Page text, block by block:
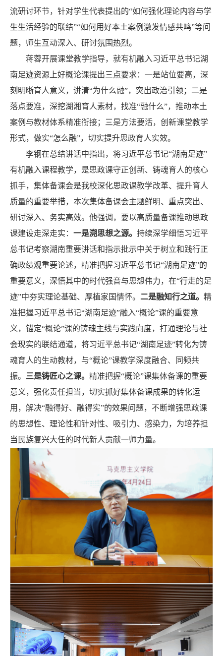
流研讨环节，针对学生代表提出的“如何强化理论内容与学
生生活经验的联结”“如何用好本土案例激发情感共鸣”等问
题，师生互动深入、研讨氛围热烈。
蒋蓉开展课堂教学指导，就有机融入习近平总书记湖
南足迹资源上好概论课提出三点要求：一是站位要高，深
刻明晰育人意义，讲清“为什么融”，突出政治引领；二是
落点要准，深挖湖湘育人素材，找准“融什么”，推动本土
案例与教材体系精准衔接；三是方法要活，创新课堂教学
形式，做实“怎么融”，切实提升思政育人实效。
李钢在总结讲话中指出，将习近平总书记“湖南足迹”
有机融入课程教学，是思政课守正创新、铸魂育人的核心
抓手，集体备课会是我校深化思政课教学改革、提升育人
质量的重要举措，本次集体备课会主题鲜明、重点突出、
研讨深入、务实高效。他强调，要以高质量备课推动思政
课建设走深走实： 一是溯思想之源。 持续深学细悟习近平
总书记考察湖南重要讲话和指示批示中关于树立和践行正
确政绩观重要论述，精准把握习近平总书记“湖南足迹”的
重要意义，深悟其中的时代强音与思想伟力，在“行走的足
迹”中夯实理论基础、厚植家国情怀。 二是融知行之道。 精
准把握习近平总书记“湖南足迹”融入“概论”课的重要意
义，锚定“概论”课的铸魂主线与实践向度，打通理论与社
会现实的联结通道，将习近平总书记“湖南足迹”转化为铸
魂育人的生动教材，与“概论”课教学深度融合、同频共
振。 三是铸匠心之课。 精准把握“概论”课集体备课的重要
意义，强化责任担当，切实抓好集体备课成果的转化运
用，解决“融得好、融得实”的效果问题，不断增强思政课
的思想性、理论性和针对性、吸引力、感染力，为培养担
当民族复兴大任的时代新人贡献一师力量。